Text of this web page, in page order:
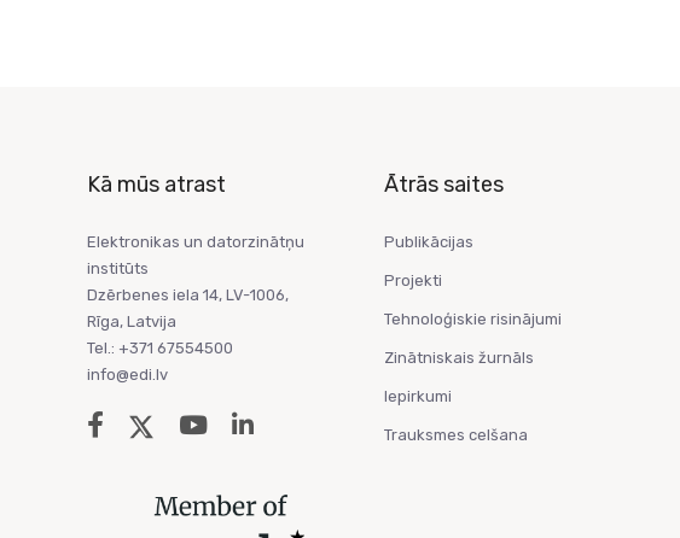
Kā mūs atrast
Elektronikas un datorzinātņu
institūts
Dzērbenes iela 14, LV-1006,
Rīga, Latvija
Tel.: +371 67554500
info@edi.lv
Ātrās saites
Publikācijas
Projekti
Tehnoloģiskie risinājumi
Zinātniskais žurnāls
Iepirkumi
Trauksmes celšana